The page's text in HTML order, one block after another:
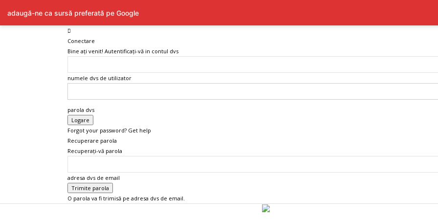
Conectare
Bine ați venit! Autentificați-vă in contul dvs
numele dvs de utilizator
parola dvs
Forgot your password? Get help
Recuperare parola
Recuperați-vă parola
adresa dvs de email
O parola va fi trimisă pe adresa dvs de email.
adaugă-ne ca sursă preferată pe Google